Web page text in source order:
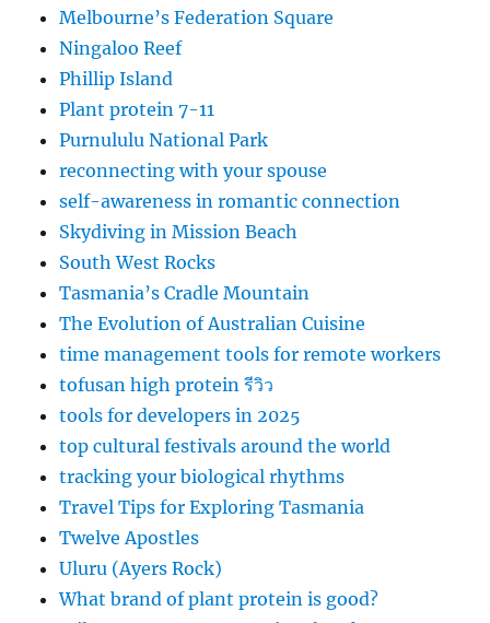
Melbourne’s Federation Square
Ningaloo Reef
Phillip Island
Plant protein 7-11
Purnululu National Park
reconnecting with your spouse
self-awareness in romantic connection
Skydiving in Mission Beach
South West Rocks
Tasmania’s Cradle Mountain
The Evolution of Australian Cuisine
time management tools for remote workers
tofusan high protein รีวิว
tools for developers in 2025
top cultural festivals around the world
tracking your biological rhythms
Travel Tips for Exploring Tasmania
Twelve Apostles
Uluru (Ayers Rock)
What brand of plant protein is good?